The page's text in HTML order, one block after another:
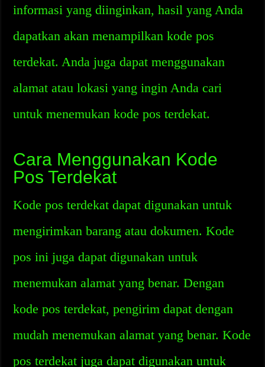
informasi yang diinginkan, hasil yang Anda
dapatkan akan menampilkan kode pos
terdekat. Anda juga dapat menggunakan
alamat atau lokasi yang ingin Anda cari
untuk menemukan kode pos terdekat.
Cara Menggunakan Kode
Pos Terdekat
Kode pos terdekat dapat digunakan untuk
mengirimkan barang atau dokumen. Kode
pos ini juga dapat digunakan untuk
menemukan alamat yang benar. Dengan
kode pos terdekat, pengirim dapat dengan
mudah menemukan alamat yang benar. Kode
pos terdekat juga dapat digunakan untuk